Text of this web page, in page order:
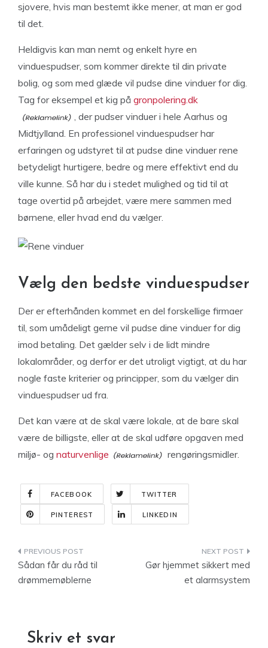
sjovere, hvis man bestemt ikke mener, at man er god
til det.
Heldigvis kan man nemt og enkelt hyre en
vinduespudser, som kommer direkte til din private
bolig, og som med glæde vil pudse dine vinduer for dig.
Tag for eksempel et kig på gronpolering.dk
, der pudser vinduer i hele Aarhus og
Midtjylland. En professionel vinduespudser har
erfaringen og udstyret til at pudse dine vinduer rene
betydeligt hurtigere, bedre og mere effektivt end du
ville kunne. Så har du i stedet mulighed og tid til at
tage overtid på arbejdet, være mere sammen med
børnene, eller hvad end du vælger.
Vælg den bedste vinduespudser
Der er efterhånden kommet en del forskellige firmaer
til, som umådeligt gerne vil pudse dine vinduer for dig
imod betaling. Det gælder selv i de lidt mindre
lokalområder, og derfor er det utroligt vigtigt, at du har
nogle faste kriterier og principper, som du vælger din
vinduespudser ud fra.
Det kan være at de skal være lokale, at de bare skal
være de billigste, eller at de skal udføre opgaven med
miljø- og naturvenlige rengøringsmidler.
FACEBOOK TWITTER
PINTEREST LINKEDIN
Indlægsnavigation
Sådan får du råd til
drømmemøblerne
Gør hjemmet sikkert med
et alarmsystem
Skriv et svar